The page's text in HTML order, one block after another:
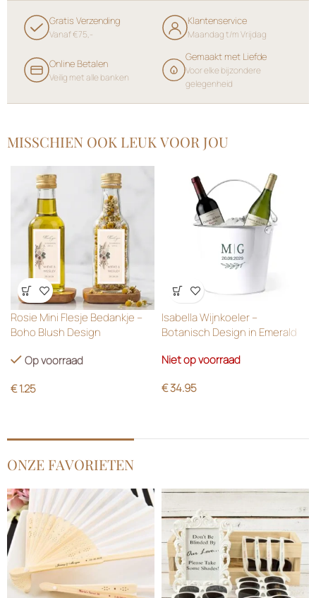
Gratis Verzending
Vanaf €75,-
Klantenservice
Maandag t/m Vrijdag
Online Betalen
Veilig met alle banken
Gemaakt met Liefde
Voor elke bijzondere
gelegenheid
MISSCHIEN OOK LEUK VOOR JOU
Wensenlijst
Rosie Mini Flesje Bedankje –
Boho Blush Design
Op voorraad
€1.25
Wensenlijst
Isabella Wijnkoeler –
Botanisch Design in Emerald
Niet op voorraad
€34.95
ONZE FAVORIETEN